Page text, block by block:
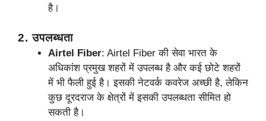
है।
2.उपलब्धता
Airtel Fiber: Airtel Fiber की सेवा भारत के
अधिकांश प्रमुख शहरों में उपलब्ध है और कई छोटे शहरों
में भी फैली हुई है। इसकी नेटवर्क कवरेज अच्छी है, लेकिन
कुछ दूरदराज के क्षेत्रों में इसकी उपलब्धता सीमित हो
सकती है।